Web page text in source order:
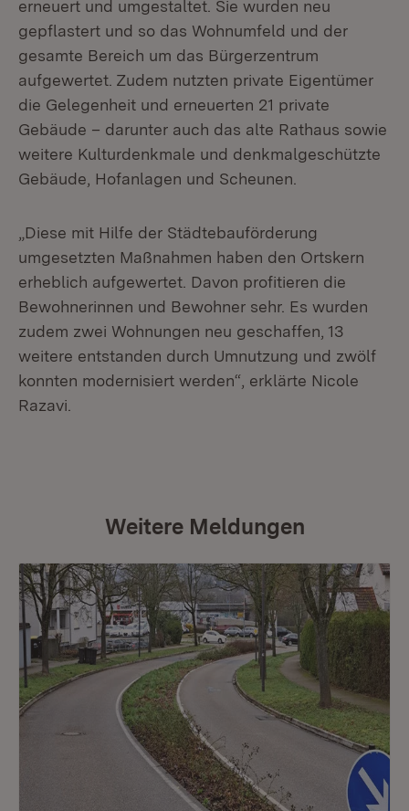
erneuert und umgestaltet. Sie wurden neu
gepflastert und so das Wohnumfeld und der
gesamte Bereich um das Bürgerzentrum
aufgewertet. Zudem nutzten private Eigentümer
die Gelegenheit und erneuerten 21 private
Gebäude – darunter auch das alte Rathaus sowie
weitere Kulturdenkmale und denkmalgeschützte
Gebäude, Hofanlagen und Scheunen.
„Diese mit Hilfe der Städtebauförderung
umgesetzten Maßnahmen haben den Ortskern
erheblich aufgewertet. Davon profitieren die
Bewohnerinnen und Bewohner sehr. Es wurden
zudem zwei Wohnungen neu geschaffen, 13
weitere entstanden durch Umnutzung und zwölf
konnten modernisiert werden“, erklärte Nicole
Razavi.
Weitere Meldungen